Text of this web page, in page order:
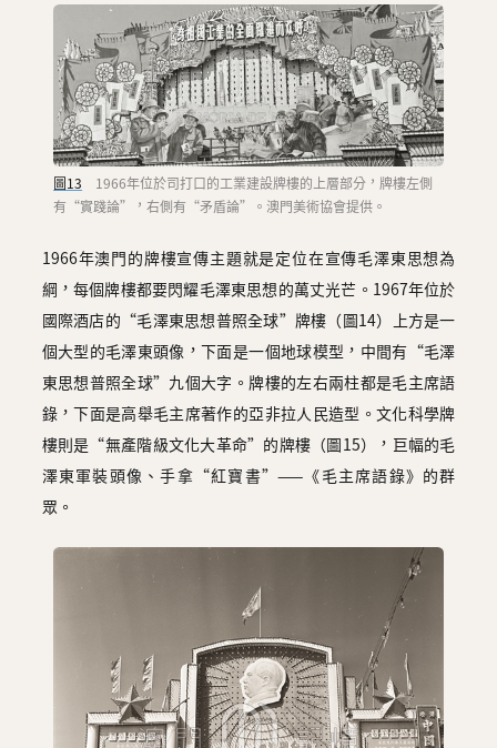
圖13 1966年位於司打口的工業建設牌樓的上層部分，牌樓左側
有“實踐論”，右側有“矛盾論”。澳門美術協會提供。
1966年澳門的牌樓宣傳主題就是定位在宣傳毛澤東思想為
綱，每個牌樓都要閃耀毛澤東思想的萬丈光芒。1967年位於
國際酒店的“毛澤東思想普照全球”牌樓（圖14）上方是一
個大型的毛澤東頭像，下面是一個地球模型，中間有“毛澤
東思想普照全球”九個大字。牌樓的左右兩柱都是毛主席語
錄，下面是高舉毛主席著作的亞非拉人民造型。文化科學牌
樓則是“無產階級文化大革命”的牌樓（圖15），巨幅的毛
澤東軍裝頭像、手拿“紅寶書”——《毛主席語錄》的群
眾。